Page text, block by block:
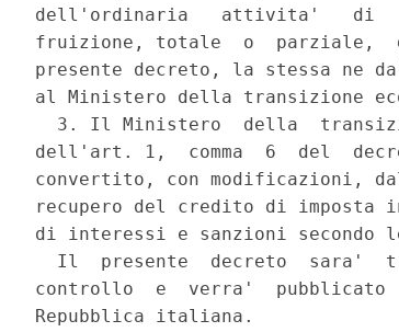
dell'ordinaria   attivita'   di
fruizione, totale  o  parziale,
presente decreto, la stessa ne
al Ministero della transizione
3. Il Ministero  della
dell'art. 1,  comma  6  del
convertito, con modificazioni,
recupero del credito di imposta
di interessi e sanzioni secondo
Il  presente  decreto  sara'
controllo  e  verra'
Repubblica italiana.